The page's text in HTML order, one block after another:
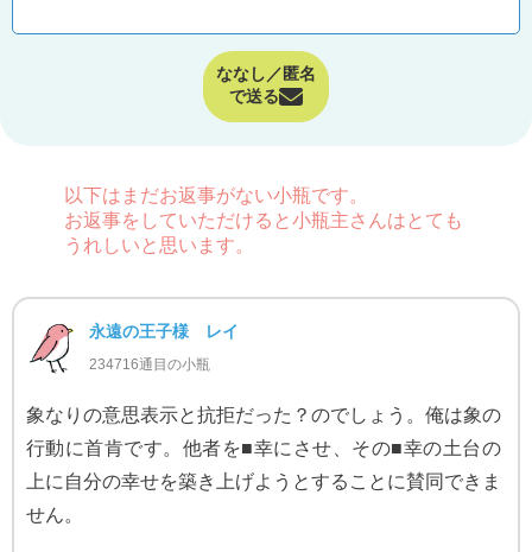
ななし／匿名
で送る
以下はまだお返事がない小瓶です。
お返事をしていただけると小瓶主さんはとても
うれしいと思います。
永遠の王子様 レイ
234716通目の小瓶
象なりの意思表示と抗拒だった？のでしょう。俺は象の
行動に首肯です。他者を■幸にさせ、その■幸の土台の
上に自分の幸せを築き上げようとすることに賛同できま
せん。